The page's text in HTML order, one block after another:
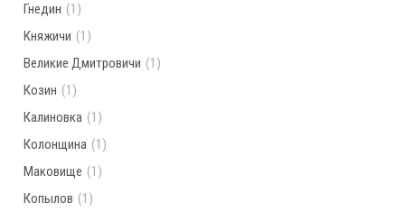
Гнедин (1)
Княжичи (1)
Великие Дмитровичи (1)
Козин (1)
Калиновка (1)
Колонщина (1)
Маковище (1)
Копылов (1)